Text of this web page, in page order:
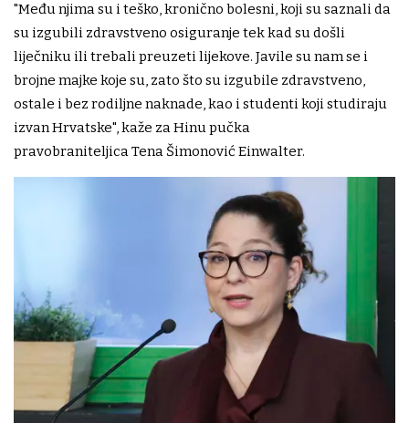
"Među njima su i teško, kronično bolesni, koji su saznali da
su izgubili zdravstveno osiguranje tek kad su došli
liječniku ili trebali preuzeti lijekove. Javile su nam se i
brojne majke koje su, zato što su izgubile zdravstveno,
ostale i bez rodiljne naknade, kao i studenti koji studiraju
izvan Hrvatske", kaže za Hinu pučka
pravobraniteljica Tena Šimonović Einwalter.